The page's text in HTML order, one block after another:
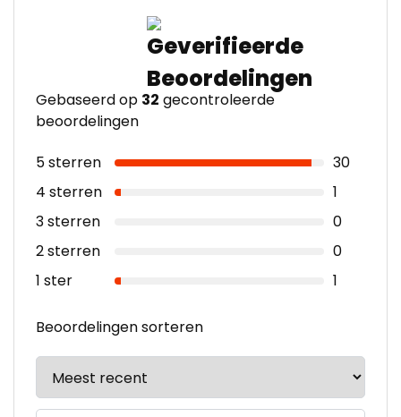
Gebaseerd op 32 gecontroleerde
beoordelingen
5 sterren
30
4 sterren
1
3 sterren
0
2 sterren
0
1 ster
1
Beoordelingen sorteren